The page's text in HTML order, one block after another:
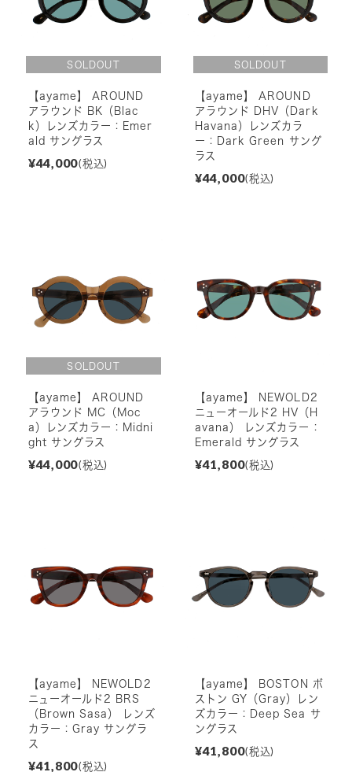
【ayame】 AROUND
アラウンド BK（Blac
k）レンズカラー：Emer
ald サングラス
¥44,000(税込)
【ayame】 AROUND
アラウンド DHV（Dark
Havana）レンズカラ
ー：Dark Green サング
ラス
¥44,000(税込)
【ayame】 AROUND
アラウンド MC（Moc
a）レンズカラー：Midni
ght サングラス
¥44,000(税込)
【ayame】 NEWOLD2
ニューオールド2 HV（H
avana） レンズカラー：
Emerald サングラス
¥41,800(税込)
【ayame】 NEWOLD2
ニューオールド2 BRS
（Brown Sasa） レンズ
カラー：Gray サングラ
ス
¥41,800(税込)
【ayame】 BOSTON ボ
ストン GY（Gray）レン
ズカラー：Deep Sea サ
ングラス
¥41,800(税込)